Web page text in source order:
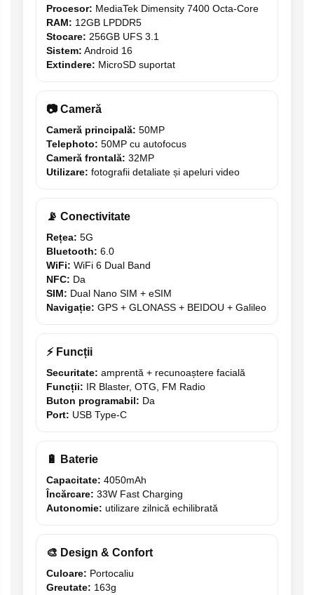
Procesor: MediaTek Dimensity 7400 Octa-Core
RAM: 12GB LPDDR5
Stocare: 256GB UFS 3.1
Sistem: Android 16
Extindere: MicroSD suportat
📷 Cameră
Cameră principală: 50MP
Telephoto: 50MP cu autofocus
Cameră frontală: 32MP
Utilizare: fotografii detaliate și apeluri video
📡 Conectivitate
Rețea: 5G
Bluetooth: 6.0
WiFi: WiFi 6 Dual Band
NFC: Da
SIM: Dual Nano SIM + eSIM
Navigație: GPS + GLONASS + BEIDOU + Galileo
⚡ Funcții
Securitate: amprentă + recunoaștere facială
Funcții: IR Blaster, OTG, FM Radio
Buton programabil: Da
Port: USB Type-C
🔋 Baterie
Capacitate: 4050mAh
Încărcare: 33W Fast Charging
Autonomie: utilizare zilnică echilibrată
🎨 Design & Confort
Culoare: Portocaliu
Greutate: 163g